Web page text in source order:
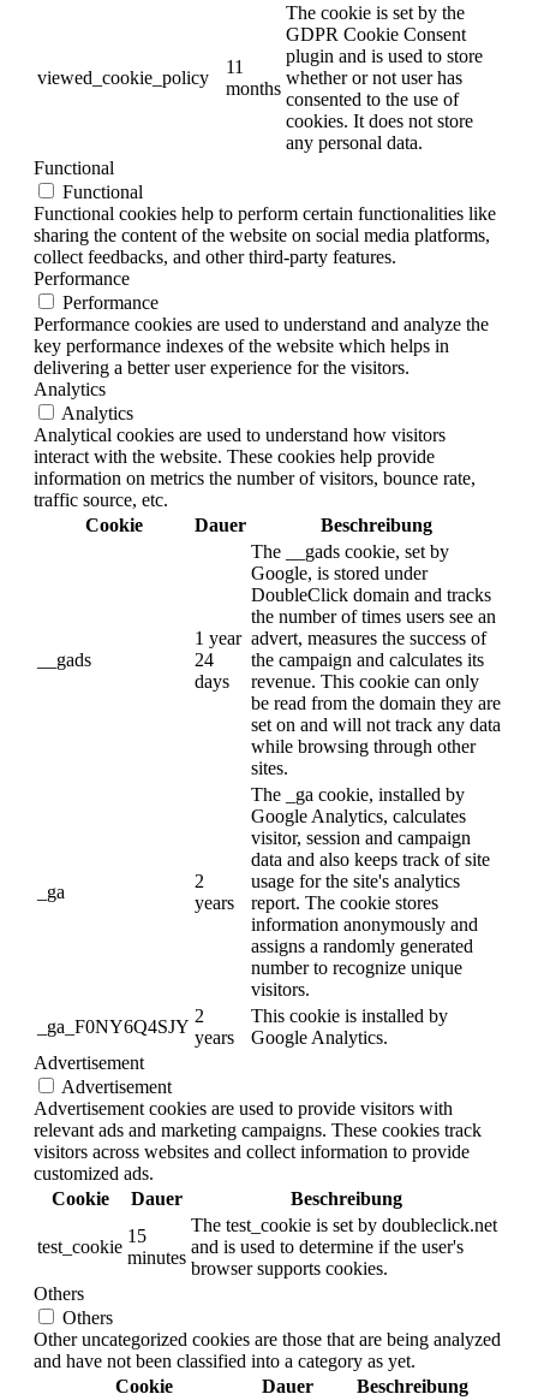
viewed_cookie_policy
11
months
The cookie is set by the
GDPR Cookie Consent
plugin and is used to store
whether or not user has
consented to the use of
cookies. It does not store
any personal data.
Functional
Functional
Functional cookies help to perform certain functionalities like
sharing the content of the website on social media platforms,
collect feedbacks, and other third-party features.
Performance
Performance
Performance cookies are used to understand and analyze the
key performance indexes of the website which helps in
delivering a better user experience for the visitors.
Analytics
Analytics
Analytical cookies are used to understand how visitors
interact with the website. These cookies help provide
information on metrics the number of visitors, bounce rate,
traffic source, etc.
Cookie
Dauer Beschreibung
__gads
1 year
24
days
The __gads cookie, set by
Google, is stored under
DoubleClick domain and tracks
the number of times users see an
advert, measures the success of
the campaign and calculates its
revenue. This cookie can only
be read from the domain they are
set on and will not track any data
while browsing through other
sites.
_ga
2
years
The _ga cookie, installed by
Google Analytics, calculates
visitor, session and campaign
data and also keeps track of site
usage for the site's analytics
report. The cookie stores
information anonymously and
assigns a randomly generated
number to recognize unique
visitors.
_ga_F0NY6Q4SJY
2
years
This cookie is installed by
Google Analytics.
Advertisement
Advertisement
Advertisement cookies are used to provide visitors with
relevant ads and marketing campaigns. These cookies track
visitors across websites and collect information to provide
customized ads.
Cookie
Dauer Beschreibung
test_cookie
15
minutes
The test_cookie is set by doubleclick.net
and is used to determine if the user's
browser supports cookies.
Others
Others
Other uncategorized cookies are those that are being analyzed
and have not been classified into a category as yet.
Cookie
Dauer
Beschreibung